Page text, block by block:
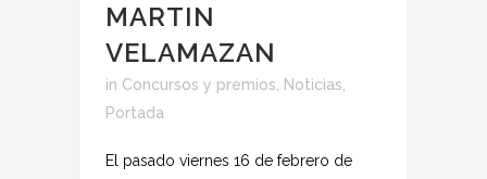
MARTIN
VELAMAZAN
in Concursos y premios Noticias
Portada
El pasado viernes 16 de febrero de